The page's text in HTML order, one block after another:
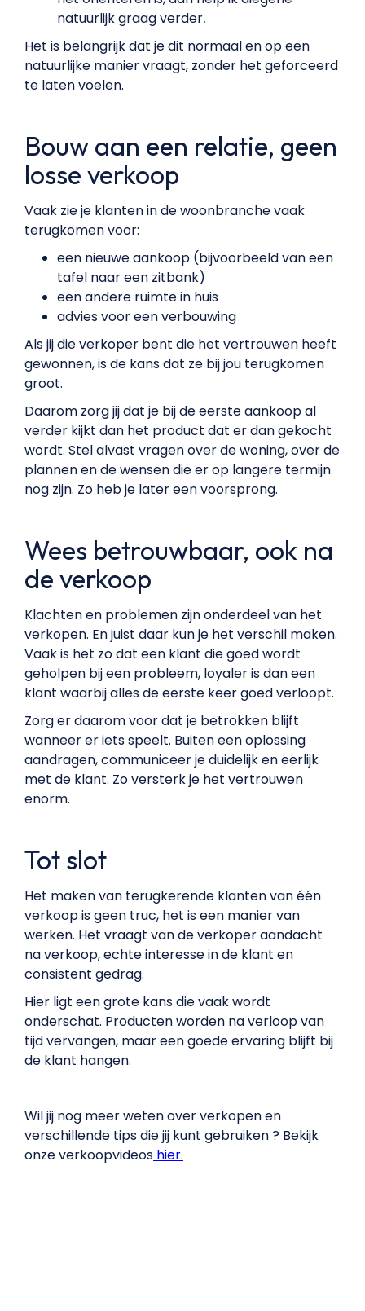
natuurlijk graag verder.
Het is belangrijk dat je dit normaal en op een
natuurlijke manier vraagt, zonder het geforceerd
te laten voelen.
Bouw aan een relatie, geen
losse verkoop
Vaak zie je klanten in de woonbranche vaak
terugkomen voor:
een nieuwe aankoop (bijvoorbeeld van een
tafel naar een zitbank)
een andere ruimte in huis
advies voor een verbouwing
Als jij die verkoper bent die het vertrouwen heeft
gewonnen, is de kans dat ze bij jou terugkomen
groot.
Daarom zorg jij dat je bij de eerste aankoop al
verder kijkt dan het product dat er dan gekocht
wordt. Stel alvast vragen over de woning, over de
plannen en de wensen die er op langere termijn
nog zijn. Zo heb je later een voorsprong.
Wees betrouwbaar, ook na
de verkoop
Klachten en problemen zijn onderdeel van het
verkopen. En juist daar kun je het verschil maken.
Vaak is het zo dat een klant die goed wordt
geholpen bij een probleem, loyaler is dan een
klant waarbij alles de eerste keer goed verloopt.
Zorg er daarom voor dat je betrokken blijft
wanneer er iets speelt. Buiten een oplossing
aandragen, communiceer je duidelijk en eerlijk
met de klant. Zo versterk je het vertrouwen
enorm.
Tot slot
Het maken van terugkerende klanten van één
verkoop is geen truc, het is een manier van
werken. Het vraagt van de verkoper aandacht
na verkoop, echte interesse in de klant en
consistent gedrag.
Hier ligt een grote kans die vaak wordt
onderschat. Producten worden na verloop van
tijd vervangen, maar een goede ervaring blijft bij
de klant hangen.
Wil jij nog meer weten over verkopen en
verschillende tips die jij kunt gebruiken ? Bekijk
onze verkoopvideos hier.